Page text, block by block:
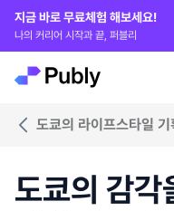
지금 바로 무료체험 해보세요!
나의 커리어 시작과 끝, 퍼블리
도쿄의 라이프스타일 기
도쿄의 감각